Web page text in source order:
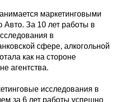
маркетинговыми
Авто. За 10 лет работы в
в
сфере, алкогольной
как на стороне
агентства.
исследования в
за 6 лет работы успешно